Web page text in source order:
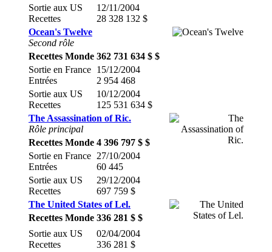
Sortie aux US
Recettes
12/11/2004
28 328 132 $
Ocean's Twelve
Second rôle
Recettes Monde 362 731 634 $ $
Sortie en France
Entrées
15/12/2004
2 954 468
Sortie aux US
Recettes
10/12/2004
125 531 634 $
The Assassination of Ric.
Rôle principal
Recettes Monde 4 396 797 $ $
Sortie en France
Entrées
27/10/2004
60 445
Sortie aux US
Recettes
29/12/2004
697 759 $
The United States of Lel.
Recettes Monde 336 281 $ $
Sortie aux US
Recettes
02/04/2004
336 281 $